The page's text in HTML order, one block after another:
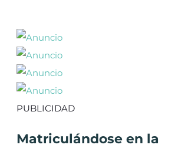
PUBLICIDAD
Matriculándose en la